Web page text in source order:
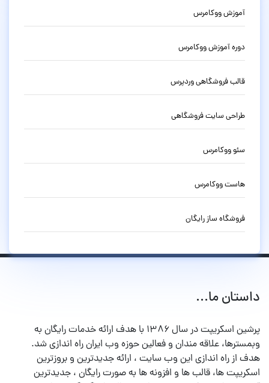
آموزش ووکامرس
دوره آموزش ووکامرس
قالب فروشگاهی وردپرس
طراحی سایت فروشگاهی
سئو ووکامرس
هاست ووکامرس
فروشگاه ساز رایگان
داستان ما...
پرشین اسکریپت در سال ۱۳۸۶ با هدف ارائه خدمات رایگان به
وبمسترها، علاقه مندان و فعالین حوزه وب ایران راه اندازی شد.
هدف از راه اندازی این وب سایت ، ارائه جدیدترین و بروزترین
اسکریپت ها، قالب ها و افزونه ها به صورت رایگان ، جدیدترین